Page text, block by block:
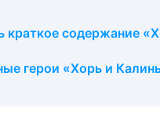
краткое содержание
герои «Хорь и